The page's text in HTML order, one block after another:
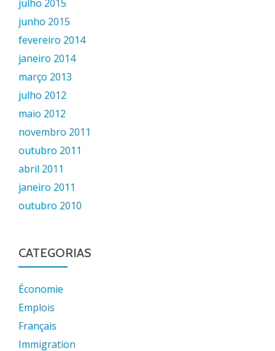
julho 2015
junho 2015
fevereiro 2014
janeiro 2014
março 2013
julho 2012
maio 2012
novembro 2011
outubro 2011
abril 2011
janeiro 2011
outubro 2010
CATEGORIAS
Économie
Emplois
Français
Immigration